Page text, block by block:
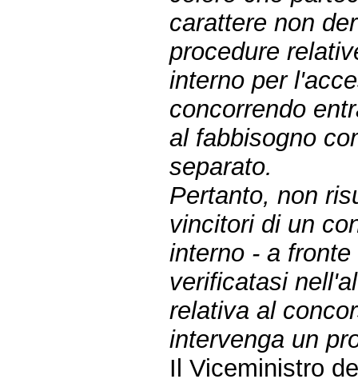
carattere non
procedure
interno per
concorrendo
al fabbisogno
separato.
Pertanto, non
vincitori di un
interno - a
verificatasi
relativa al
intervenga un
Il Viceministro